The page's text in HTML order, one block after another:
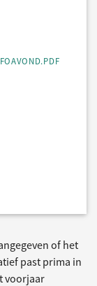
of het
past prima in
voorjaar